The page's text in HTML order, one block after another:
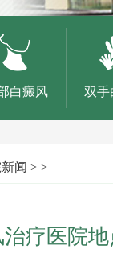
白癜风 双手
闻 > >
疗医院